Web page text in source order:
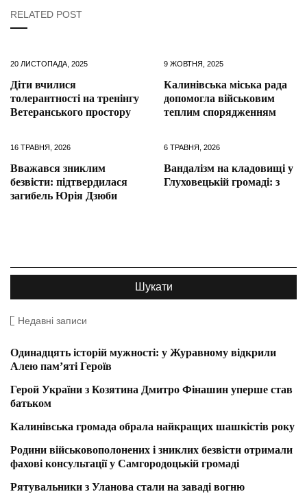
RELATED POST
20 ЛИСТОПАДА, 2025
Діти вчилися
толерантності на тренінгу
Ветеранського простору
9 ЖОВТНЯ, 2025
Калинівська міська рада
допомогла військовим
теплим спорядженням
16 ТРАВНЯ, 2026
Вважався зниклим
безвісти: підтвердилася
загибель Юрія Дзюби
6 ТРАВНЯ, 2026
Вандалізм на кладовищі у
Глуховецькій громаді: з
Недавні записи
Одинадцять історій мужності: у Журавному відкрили
Алею пам’яті Героїв
Герой України з Козятина Дмитро Фінашин уперше став
батьком
Калинівська громада обрала найкращих шашкістів року
Родини військовополонених і зниклих безвісти отримали
фахові консультації у Самгородоцькій громаді
Рятувальники з Уланова стали на заваді вогню